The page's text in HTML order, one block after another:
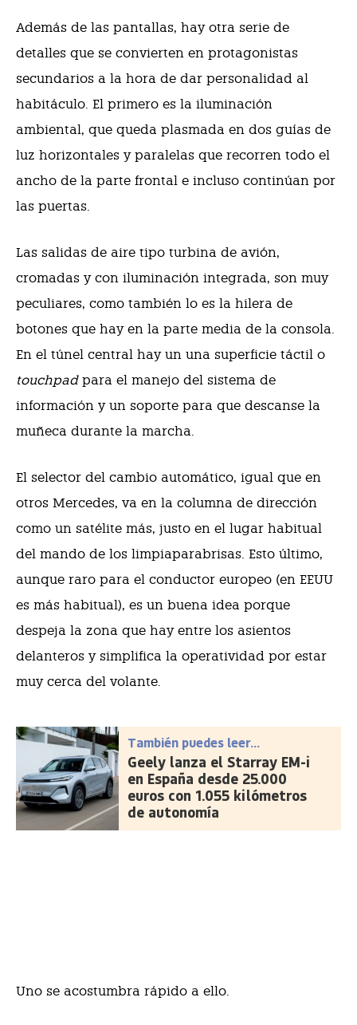
Además de las pantallas, hay otra serie de
detalles que se convierten en protagonistas
secundarios a la hora de dar personalidad al
habitáculo. El primero es la iluminación
ambiental, que queda plasmada en dos guías de
luz horizontales y paralelas que recorren todo el
ancho de la parte frontal e incluso continúan por
las puertas.
Las salidas de aire tipo turbina de avión,
cromadas y con iluminación integrada, son muy
peculiares, como también lo es la hilera de
botones que hay en la parte media de la consola.
En el túnel central hay un una superficie táctil o
touchpadpara el manejo del sistema de
información y un soporte para que descanse la
muñeca durante la marcha.
El selector del cambio automático, igual que en
otros Mercedes, va en la columna de dirección
como un satélite más, justo en el lugar habitual
del mando de los limpiaparabrisas. Esto último,
aunque raro para el conductor europeo (en EEUU
es más habitual), es un buena idea porque
despeja la zona que hay entre los asientos
delanteros y simplifica la operatividad por estar
muy cerca del volante.
También puedes leer...
Geely lanza el Starray EM-i
en España desde 25.000
euros con 1.055 kilómetros
de autonomía
Uno se acostumbra rápido a ello.